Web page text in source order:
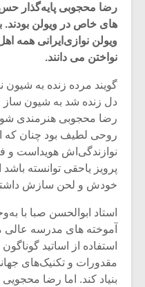
رضا محجوبی پایه‌گذار حس
های خاص در ویولن
ویولن نوازی‌ایرانی همه
نواختن می ‌دانند.
گویند مرده زنده به
دل زنده شد به شیون ساز
رضا محجوبی هنرمندی
روحی لطیف بود چنان که
نوازندگی‌اش هویداست و
پرویز یاحقی توانسته
خودش و لحن سازش
استاد ابوالحسن صبا با
آموخته های مدرسه عالی
استفاده از اساتید
مقدورات و تکنیک‌های
بنیاد کند. اما رضا
میکلوش
یادداشتی
متن فیلم
شیش و
اگر نمی
بدنام ترین